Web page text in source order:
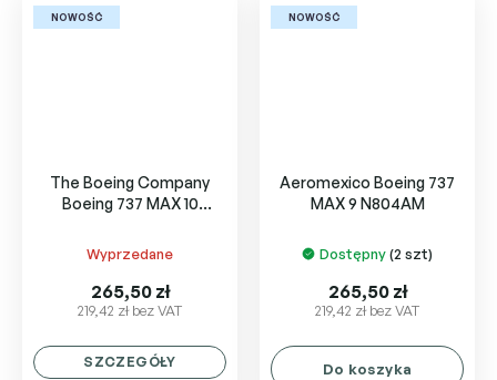
NOWOŚĆ
The Boeing Company
Boeing 737 MAX 10
Wyprzedane
219,42 zł bez VAT
265,50 zł
SZCZEGÓŁY
NOWOŚĆ
Aeromexico Boeing 737
MAX 9 N804AM
Dostępny(2 szt)
219,42 zł bez VAT
265,50 zł
Do koszyka